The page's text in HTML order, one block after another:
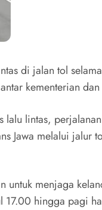
di jalan tol
kementerian
lalu lintas,
Jawa melalui jalur
menjaga
hingga pagi